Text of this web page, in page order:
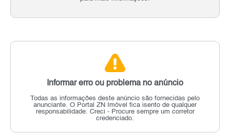
Informar erro ou problema no anúncio
Todas as informações deste anúncio são fornecidas pelo
anunciante. O Portal ZN Imóvel fica isento de qualquer
responsabilidade. Creci - Procure sempre um corretor
credenciado.